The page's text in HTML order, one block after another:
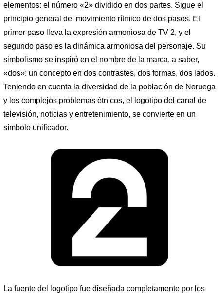
elementos: el número «2» dividido en dos partes. Sigue el
principio general del movimiento rítmico de dos pasos. El
primer paso lleva la expresión armoniosa de TV 2, y el
segundo paso es la dinámica armoniosa del personaje. Su
simbolismo se inspiró en el nombre de la marca, a saber,
«dos»: un concepto en dos contrastes, dos formas, dos lados.
Teniendo en cuenta la diversidad de la población de Noruega
y los complejos problemas étnicos, el logotipo del canal de
televisión, noticias y entretenimiento, se convierte en un
símbolo unificador.
La fuente del logotipo fue diseñada completamente por los